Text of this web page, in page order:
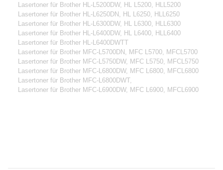
Lasertoner für Brother HL-L5200DW, HL L5200, HLL5200
Lasertoner für Brother HL-L6250DN, HL L6250, HLL6250
Lasertoner für Brother HL-L6300DW, HL L6300, HLL6300
Lasertoner für Brother HL-L6400DW, HL L6400, HLL6400
Lasertoner für Brother HL-L6400DWTT
Lasertoner für Brother MFC-L5700DN, MFC L5700, MFCL5700
Lasertoner für Brother MFC-L5750DW, MFC L5750, MFCL5750
Lasertoner für Brother MFC-L6800DW, MFC L6800, MFCL6800
Lasertoner für Brother MFC-L6800DWT,
Lasertoner für Brother MFC-L6900DW, MFC L6900, MFCL6900